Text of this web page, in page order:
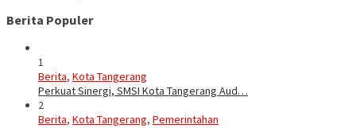
Berita Populer
1
Berita, Kota Tangerang
Perkuat Sinergi, SMSI Kota Tangerang Aud…
2
Berita, Kota Tangerang, Pemerintahan